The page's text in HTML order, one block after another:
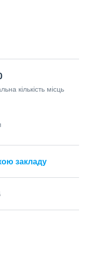
кількість місць
закладу